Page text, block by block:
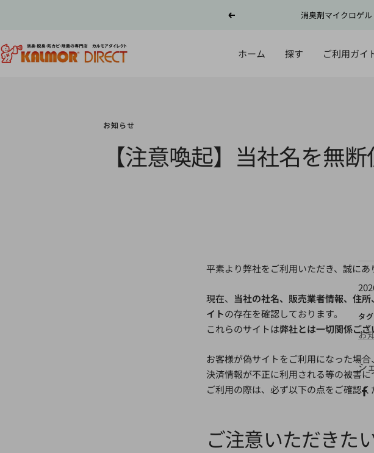
ン
戻
消臭剤マイクロゲ
ホーム
探す ご利用ガイ
カ
ル
お知らせ
【注意喚起】当社名を無
タグ
お
シ
平素より弊社をご利用いただき、誠にあ
現在、 当社の社名、販売業者情報、住
イトの存在を確認しております。
これらのサイトは弊社とは一切関係ござ
お客様が偽サイトをご利用になった場
決済情報が不正に利用される等の被害に
ご利用の際は、必ず以下の点をご確認く
ご注意いただきた